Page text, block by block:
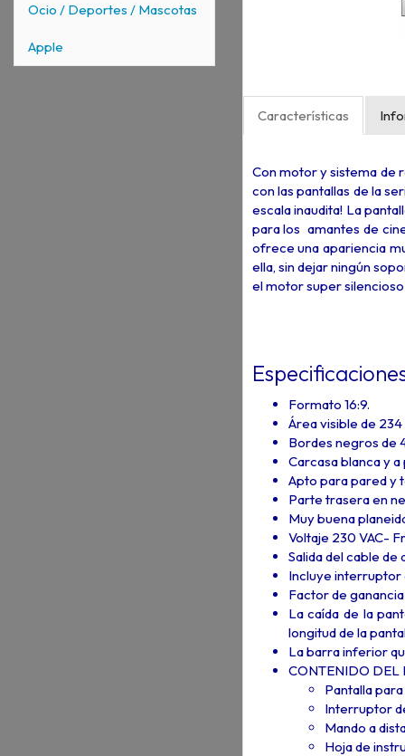
Ocio / Deportes / Mascotas
Apple
Características
Con motor y sistema de
con las pantallas de la
escala inaudita! La
para los amantes de
ofrece una apariencia
ella, sin dejar ningún
el motor super
Formato 16:9.
Área visible de 234
Bordes negros de
Carcasa blanca y
Apto para pared y
Parte trasera en
Muy buena
Voltaje 230 VAC-
Salida del cable
Incluye interruptor
Factor de
La caída de la
longitud de la
La barra inferior
CONTENIDO DEL
Pantalla
Interruptor
Mando a
Hoja de